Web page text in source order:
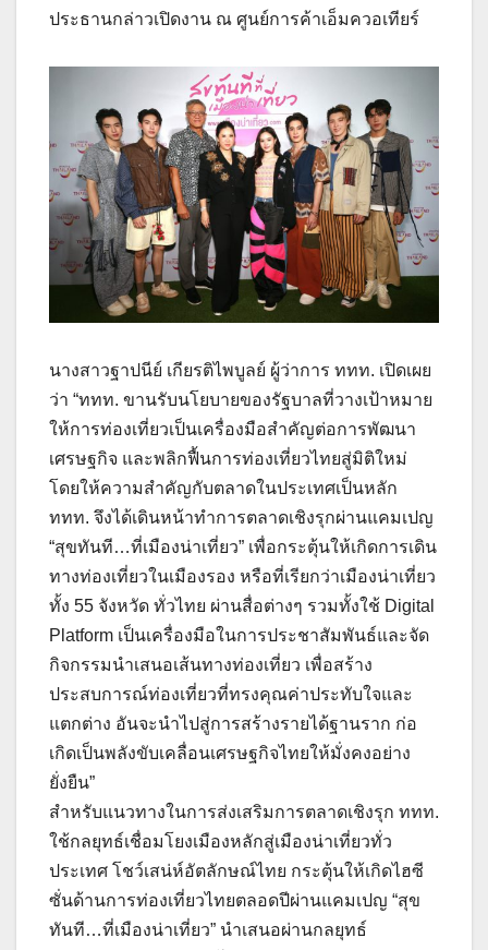
ประธานกล่าวเปิดงาน ณ ศูนย์การค้าเอ็มควอเทียร์
นางสาวฐาปนีย์ เกียรติไพบูลย์ ผู้ว่าการ ททท. เปิดเผย
ว่า “ททท. ขานรับนโยบายของรัฐบาลที่วางเป้าหมาย
ให้การท่องเที่ยวเป็นเครื่องมือสำคัญต่อการพัฒนา
เศรษฐกิจ และพลิกฟื้นการท่องเที่ยวไทยสู่มิติใหม่
โดยให้ความสำคัญกับตลาดในประเทศเป็นหลัก
ททท. จึงได้เดินหน้าทำการตลาดเชิงรุกผ่านแคมเปญ
“สุขทันที…ที่เมืองน่าเที่ยว” เพื่อกระตุ้นให้เกิดการเดิน
ทางท่องเที่ยวในเมืองรอง หรือที่เรียกว่าเมืองน่าเที่ยว
ทั้ง 55 จังหวัด ทั่วไทย ผ่านสื่อต่างๆ รวมทั้งใช้ Digital
Platform เป็นเครื่องมือในการประชาสัมพันธ์และจัด
กิจกรรมนำเสนอเส้นทางท่องเที่ยว เพื่อสร้าง
ประสบการณ์ท่องเที่ยวที่ทรงคุณค่าประทับใจและ
แตกต่าง อันจะนําไปสู่การสร้างรายได้ฐานราก ก่อ
เกิดเป็นพลังขับเคลื่อนเศรษฐกิจไทยให้มั่งคงอย่าง
ยั่งยืน”
สำหรับแนวทางในการส่งเสริมการตลาดเชิงรุก ททท.
ใช้กลยุทธ์เชื่อมโยงเมืองหลักสู่เมืองน่าเที่ยวทั่ว
ประเทศ โชว์เสน่ห์อัตลักษณ์ไทย กระตุ้นให้เกิดไฮซี
ซั่นด้านการท่องเที่ยวไทยตลอดปีผ่านแคมเปญ “สุข
ทันที…ที่เมืองน่าเที่ยว” นำเสนอผ่านกลยุทธ์